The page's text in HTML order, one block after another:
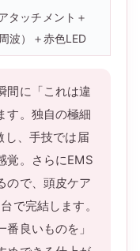
タッチメント＋
波）＋赤色LED
間に「これは違
す。独自の極細
し、手技では届
覚。さらにEMS
ので、頭皮ケア
で完結します。
良いものを」